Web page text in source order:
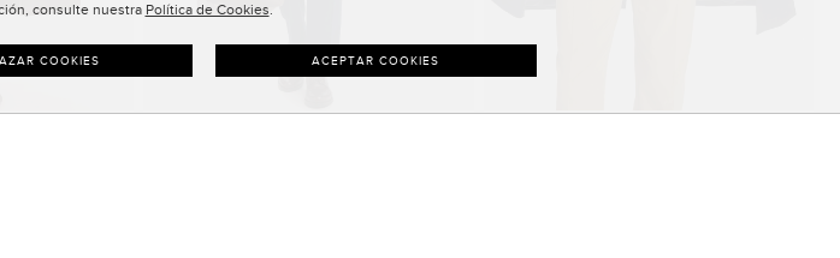
consulte nuestra Política de Cookies.
COOKIES ACEPTAR COOKIES